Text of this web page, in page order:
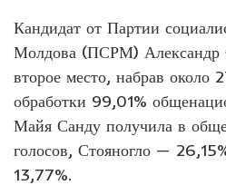
Кандидат от Партии
Молдова (ПСРМ) Александр
второе место, набрав около
обработки 99,01%
Майя Санду получила в
голосов, Стояногло —
13,77%.